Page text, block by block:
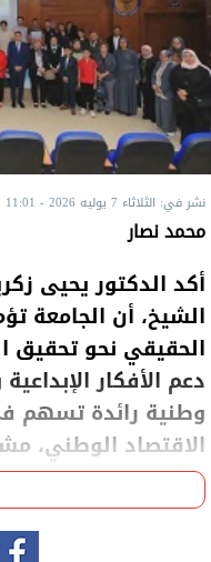
نشر في: الثلاثاء 7 يوليه 2026 - 11:01 ص
محمد نصار
أكد الدكتور يحيى
الشيخ، أن الجامعة
الحقيقي نحو تحقيق
دعم الأفكار
وطنية رائدة تسهم
الاقتصاد الوطني،
إمكاناتها العلمية
ورواد الأعمال، بما
وأهداف رؤية مصر 2030.